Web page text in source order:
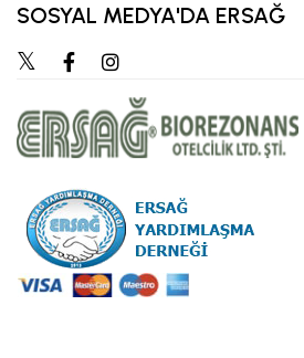
SOSYAL MEDYA'DA ERSAĞ